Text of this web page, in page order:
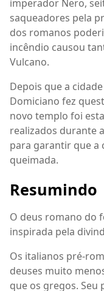
imperador Nero,
saqueadores pela
dos romanos
incêndio causou
Vulcano.
Depois que a
Domiciano fez
novo templo foi
realizados durante
para garantir que a
queimada.
Resumindo
O deus romano do
inspirada pela
Os italianos pré-
deuses muito
que os gregos.